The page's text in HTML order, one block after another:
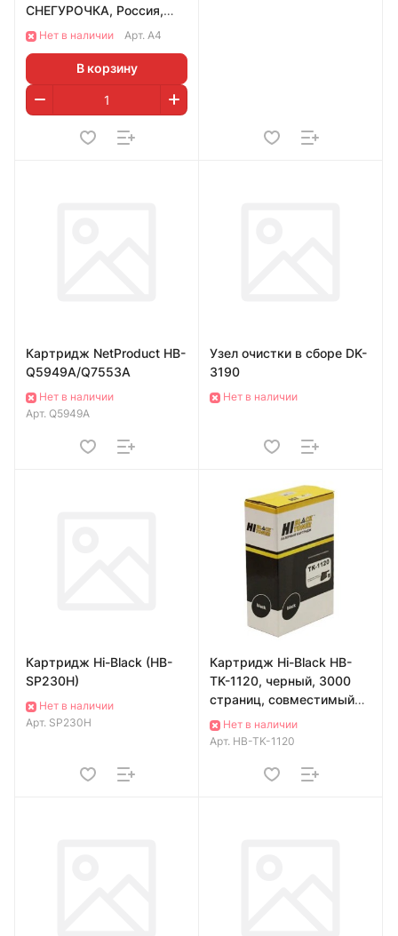
СНЕГУРОЧКА, Россия,
146% (CIE)
Нет в наличии Арт. A4
В корзину
Картридж NetProduct HB-
Q5949A/Q7553A
Нет в наличии
Арт. Q5949A
Узел очистки в сборе DK-
3190
Нет в наличии
Картридж Hi-Black (HB-
SP230H)
Нет в наличии
Арт. SP230H
Картридж Hi-Black HB-
TK-1120, черный, 3000
страниц, совместимый
для Kyocera FS-
1060DN/1025MFP/1125MF
Нет в наличии
Арт. HB-TK-1120